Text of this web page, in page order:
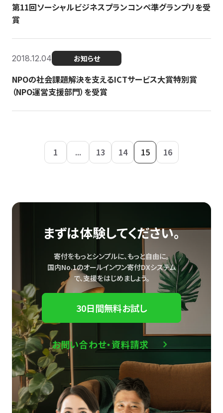
第11回ソーシャルビジネスプランコンペ準グランプリを受
賞
2018.12.04 お知らせ
NPOの社会課題解決を支えるICTサービス大賞特別賞
（NPO運営支援部門）を受賞
1 ... 13 14 15 16
まずは体験してください。
寄付をもっとシンプルに、もっと自由に。
国内No.1のオールインワン寄付DXシステム
で、支援をはじめましょう。
30日間無料お試し
お問い合わせ・資料請求